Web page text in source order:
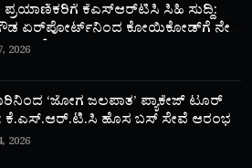
ಕೆಎಸ್‌ಆರ್‌ಟಿಸಿ ಸಿಹಿ ಸುದ್ದಿ:
ಏರ್‌ಪೋರ್ಟ್‌ನಿಂದ ಕೋಯಿಕೋಡ್‌ಗೆ ನೇರ
ಸಾರಿಗೆ ಆರಂಭ!
2026
‘ಜೋಗ ಜಲಪಾತ’ ಪ್ಯಾಕೇಜ್ ಟೂರ್
ಕೆ.ಎಸ್.ಆರ್.ಟಿ.ಸಿ ಹೊಸ ಬಸ್ ಸೇವೆ ಆರಂಭ
2026